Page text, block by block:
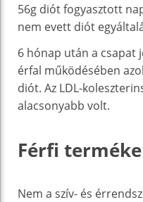
56g diót fogyasztott
nem evett diót
6 hónap után a csapat
érfal működésében
diót. Az LDL-
alacsonyabb volt.
Férfi
Nem a szív- és